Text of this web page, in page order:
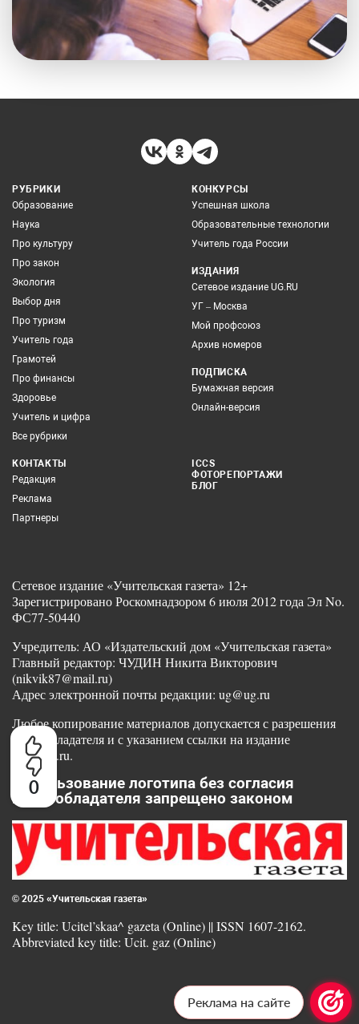
0
РУБРИКИ
Образование
Наука
Про культуру
Про закон
Экология
Выбор дня
Про туризм
Учитель года
Грамотей
Про финансы
Здоровье
Учитель и цифра
Все рубрики
КОНКУРСЫ
Успешная школа
Образовательные технологии
Учитель года России
ИЗДАНИЯ
Сетевое издание UG.RU
УГ – Москва
Мой профсоюз
Архив номеров
ПОДПИСКА
Бумажная версия
Онлайн-версия
КОНТАКТЫ
Редакция
Реклама
Партнеры
ICCS
ФОТОРЕПОРТАЖИ
БЛОГ
Сетевое издание «Учительская газета» 12+
Зарегистрировано Роскомнадзором 6 июля 2012 года Эл No.
ФС77-50440
Учредитель: АО «Издательский дом «Учительская газета»
Главный редактор: ЧУДИН Никита Викторович
(nikvik87@mail.ru)
Адрес электронной почты редакции: ug@ug.ru
Любое копирование материалов допускается с разрешения
правообладателя и с указанием ссылки на издание
www.ug.ru.
Использование логотипа без согласия
правообладателя запрещено законом
© 2025 «Учительская газета»
Key title: Ucitel’skaa^ gazeta (Online) || ISSN 1607-2162.
Abbreviated key title: Ucit. gaz (Online)
Реклама на сайте